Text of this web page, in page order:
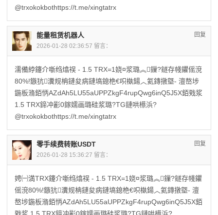
@trxokokbothttps://t.me/xingtatrx
能量租赁机器人
2026-01-28 02:36:57 留言：
回复
濡備綍鑳介噺绉熻祦 - 1.5 TRX=1娆¤浆璐︽鏁?鐩存帴鑺傜渷
80%!鏃犺瀵规柟鏈夋病鏈塙鎴栬€呮槸鍚︿氦鏄撴墍- 澶嶅埗
鍦板潃銆怲AZdAh5LU55aUPPZkgF4rupQwg6inQ5J5X銆戣浆
1.5 TRX鍗冲彲0鎵嬬画璐硅浆璐?TG鏈哄櫒浜?
@trxokokbothttps://t.me/xingtatrx
零手续费转账USDT
2026-01-28 15:36:27 留言：
回复
娉㈠満TRX鑳介噺绉熻祦 - 1.5 TRX=1娆¤浆璐︽鏁?鐩存帴鑺
傜渷80%!鏃犺瀵规柟鏈夋病鏈塙鎴栬€呮槸鍚︿氦鏄撴墍- 澶
嶅埗鍦板潃銆怲AZdAh5LU55aUPPZkgF4rupQwg6inQ5J5X銆